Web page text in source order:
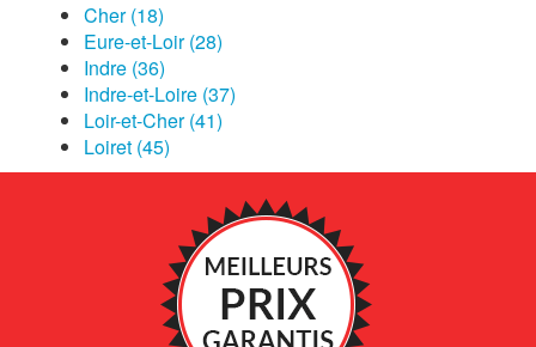
Cher (18)
Eure-et-Loir (28)
Indre (36)
Indre-et-Loire (37)
Loir-et-Cher (41)
Loiret (45)